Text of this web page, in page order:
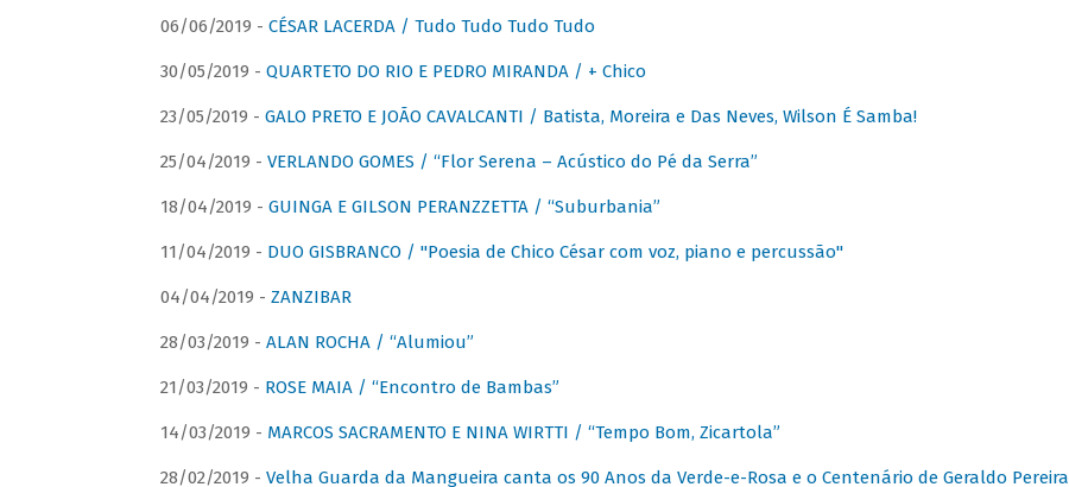
06/06/2019 - CÉSAR LACERDA / Tudo Tudo Tudo Tudo
30/05/2019 - QUARTETO DO RIO E PEDRO MIRANDA / + Chico
23/05/2019 - GALO PRETO E JOÃO CAVALCANTI / Batista, Moreira e Das Neves, Wilson É Samba!
25/04/2019 - VERLANDO GOMES / “Flor Serena – Acústico do Pé da Serra”
18/04/2019 - GUINGA E GILSON PERANZZETTA / “Suburbania”
11/04/2019 - DUO GISBRANCO / "Poesia de Chico César com voz, piano e percussão"
04/04/2019 - ZANZIBAR
28/03/2019 - ALAN ROCHA / “Alumiou”
21/03/2019 - ROSE MAIA / “Encontro de Bambas”
14/03/2019 - MARCOS SACRAMENTO E NINA WIRTTI / “Tempo Bom, Zicartola”
28/02/2019 - Velha Guarda da Mangueira canta os 90 Anos da Verde-e-Rosa e o Centenário de Geraldo Pereira